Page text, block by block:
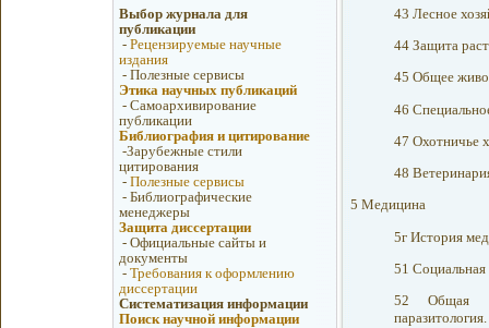
Выбор журнала для
публикации
- Рецензируемые научные
издания
- Полезные сервисы
Этика научных публикаций
- Самоархивирование
публикации
Библиография и цитирование
-Зарубежные стили
цитирования
- Полезные сервисы
- Библиографические
менеджеры
Защита диссертации
- Официальные сайты и
документы
- Требования к оформлению
диссертации
Систематизация информации
Поиск научной информации
43 Лесное
44 Защита
45 Общее
46
47 Охотничье
48
5 Медицина
5г История
51 Социальная
52 Общая